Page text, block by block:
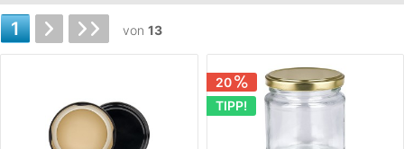
1 von 13
20
TIPP!